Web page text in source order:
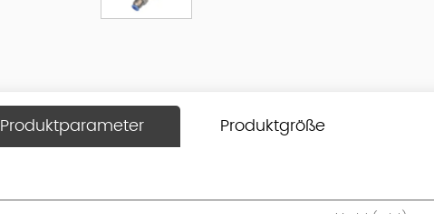
Produktparameter Produktgröße